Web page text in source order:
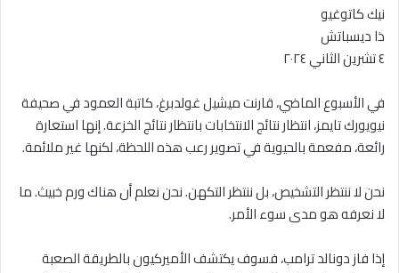
نيك كاتوغيو
ذا ديسباتش
٤ تشرين الثاني ٢٠٢٤
في الأسبوع الماضي، قارنت ميشيل غولدبرغ، كاتبة العمود في صحيفة
نيويورك تايمز، انتظار نتائج الانتخابات بانتظار نتائج الخزعة. إنها استعارة
رائعة، مفعمة بالحيوية في تصوير رعب هذه اللحظة، لكنها غير ملائمة.
نحن لا ننتظر التشخيص، بل ننتظر التكهن. نحن نعلم أن هناك ورم خبيث. ما
لا نعرفه هو مدى سوء الأمر.
إذا فاز دونالد ترامب، فسوف يكتشف الأميركيون بالطريقة الصعبة